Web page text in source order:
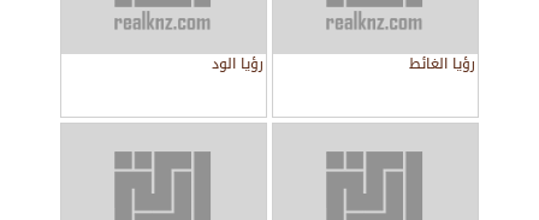
رؤيا الغائط رؤيا الود